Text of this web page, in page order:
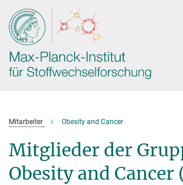
Hauptinhalt
Mitarbeiter Obesity and Cancer
Mitglieder der
Obesity and Cancer